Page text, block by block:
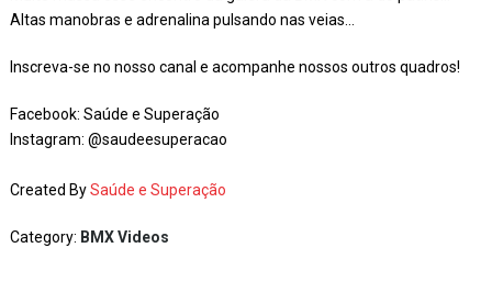
Altas manobras e adrenalina pulsando nas veias…
Inscreva-se no nosso canal e acompanhe nossos outros quadros!
Facebook: Saúde e Superação
Instagram: @saudeesuperacao
Created BySaúde e Superação
Category: BMX Videos